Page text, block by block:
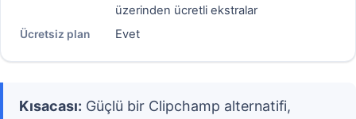
üzerinden ücretli ekstralar
Ücretsiz plan Evet
Kısacası: Güçlü bir Clipchamp alternatifi,